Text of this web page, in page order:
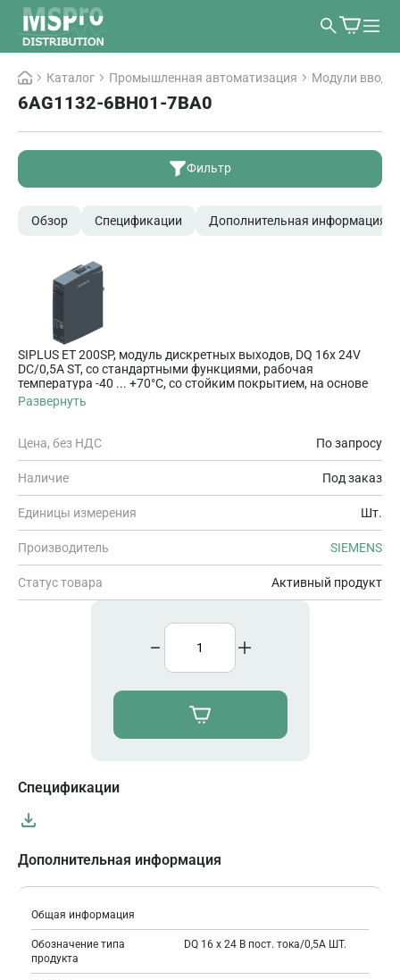
Каталог Промышленная автоматизация Модули
6AG1132-6BH01-7BA0
Фильтр
Обзор Спецификации Дополнительная информация
SIPLUS ET 200SP, модуль дискретных выходов, DQ 16x 24V
DC/0,5A ST, со стандартными функциями, рабочая
температура -40 ... +70°C, со стойким покрытием, на основе
6ES7132-6BH01-0BA0 . выход PNP, (source, P-switching),
упаковка из 1 шт. , для установки на базовый блок типа A0,
модуля для: КЗ на L+ и на землю, обрыв проводов
Развернуть
Цена, без НДС По запросу
Наличие Под заказ
Единицы измерения Шт.
Производитель SIEMENS
Статус товара Активный продукт
Спецификации
Дополнительная информация
Общая информация
Обозначение типа
продукта
DQ 16 x 24 В пост. тока/0,5A ШТ.